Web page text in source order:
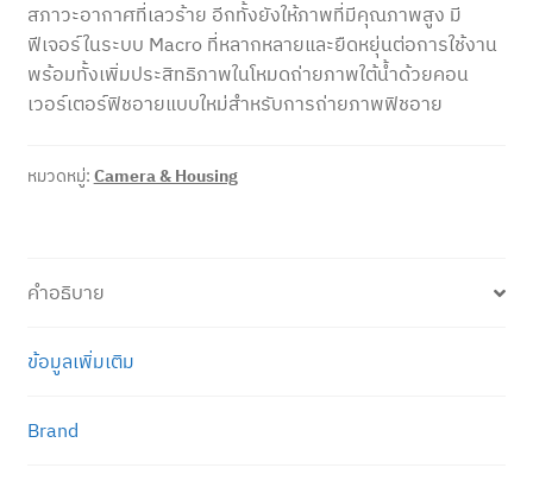
สภาวะอากาศที่เลวร้าย อีกทั้งยังให้ภาพที่มีคุณภาพสูง มี
ฟีเจอร์ในระบบ Macro ที่หลากหลายและยืดหยุ่นต่อการใช้งาน
พร้อมทั้งเพิ่มประสิทธิภาพในโหมดถ่ายภาพใต้น้ำด้วยคอน
เวอร์เตอร์ฟิชอายแบบใหม่สำหรับการถ่ายภาพฟิชอาย
หมวดหมู่: Camera & Housing
คำอธิบาย
ข้อมูลเพิ่มเติม
Brand